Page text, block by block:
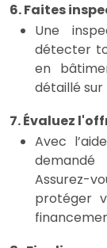
6. Faites
Une
détecter
en
détaillé sur
7. Évaluez
Avec
Assurez-
protéger